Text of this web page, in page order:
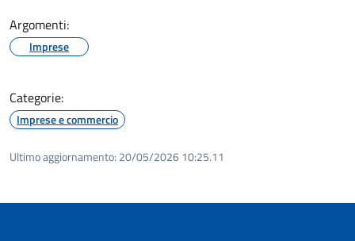
Argomenti:
Imprese
Categorie:
Imprese e commercio
Ultimo aggiornamento: 20/05/2026 10:25.11